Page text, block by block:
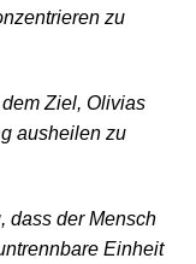
zu
Ziel, Olivias
ausheilen zu
dass der Mensch
Einheit